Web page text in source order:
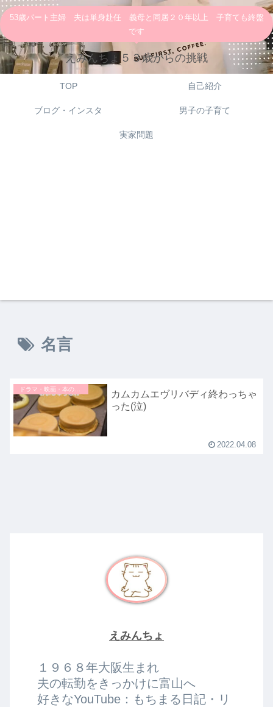
53歳パート主婦 夫は単身赴任 義母と同居２０年以上 子育ても終盤
です
えみんちょ５３歳からの挑戦
TOP 自己紹介
ブログ・インスタ 男子の子育て
実家問題
名言
ドラマ・映画・本のこと
カムカムエヴリバディ終わっちゃ
った(泣)
2022.04.08
えみんちょ
１９６８年大阪生まれ
夫の転勤をきっかけに富山へ
好きなYouTube：もちまる日記・リ